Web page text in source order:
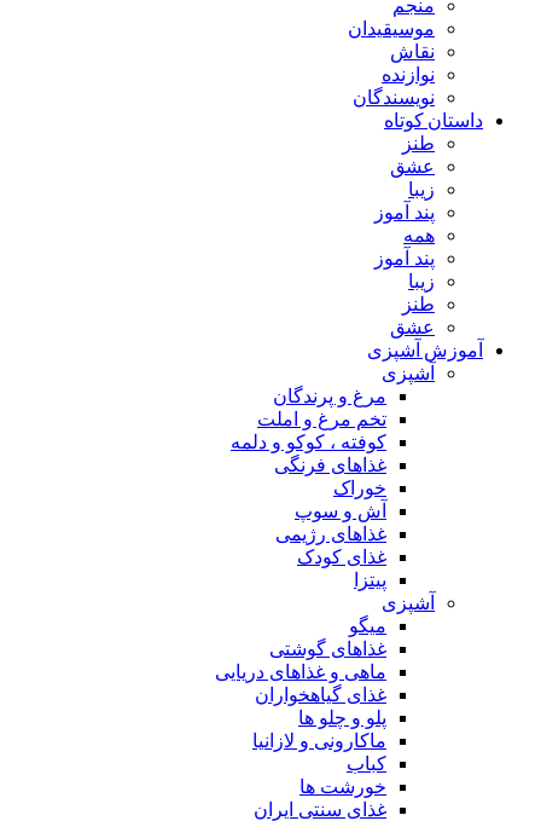
منجم
موسیقیدان
نقاش
نوازنده
نویسندگان
داستان کوتاه
طنز
عشق
زیبا
پند آموز
همه
پند آموز
زیبا
طنز
عشق
آموزش آشپزی
آشپزی
مرغ و پرندگان
تخم مرغ و املت
کوفته ، کوکو و دلمه
غذاهای فرنگی
خوراک
آش و سوپ
غذاهای رژیمی
غذای کودک
پیتزا
آشپزی
میگو
غذاهای گوشتی
ماهی و غذاهای دریایی
غذای گیاهخواران
پلو و چلو ها
ماکارونی و لازانیا
کباب
خورشت ها
غذای سنتی ایران